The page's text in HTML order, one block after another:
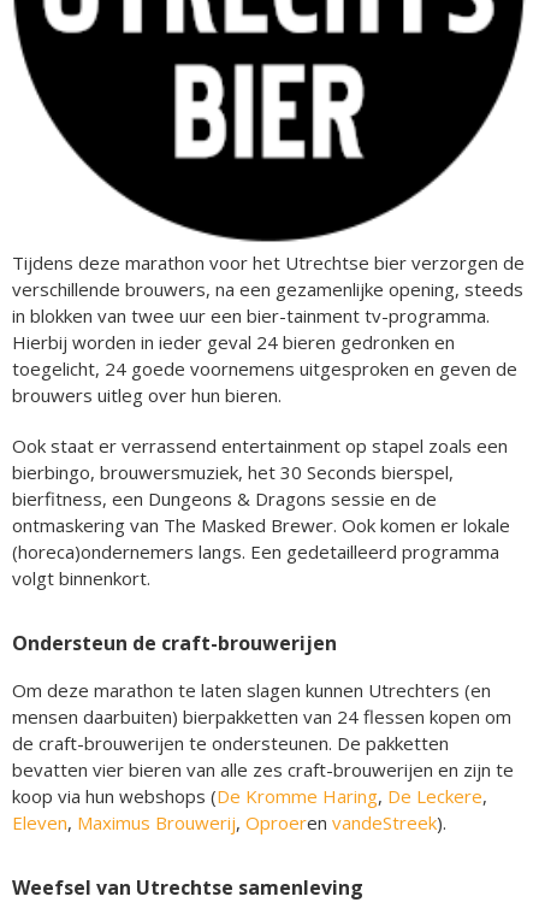
Tijdens deze marathon voor het Utrechtse bier verzorgen de
verschillende brouwers, na een gezamenlijke opening, steeds
in blokken van twee uur een bier-tainment tv-programma.
Hierbij worden in ieder geval 24 bieren gedronken en
toegelicht, 24 goede voornemens uitgesproken en geven de
brouwers uitleg over hun bieren.
Ook staat er verrassend entertainment op stapel zoals een
bierbingo, brouwersmuziek, het 30 Seconds bierspel,
bierfitness, een Dungeons & Dragons sessie en de
ontmaskering van The Masked Brewer. Ook komen er lokale
(horeca)ondernemers langs. Een gedetailleerd programma
volgt binnenkort.
Ondersteun de craft-brouwerijen
Om deze marathon te laten slagen kunnen Utrechters (en
mensen daarbuiten) bierpakketten van 24 flessen kopen om
de craft-brouwerijen te ondersteunen. De pakketten
bevatten vier bieren van alle zes craft-brouwerijen en zijn te
koop via hun webshops (De Kromme Haring, De Leckere,
Eleven, Maximus Brouwerij, Oproeren vandeStreek).
Weefsel van Utrechtse samenleving